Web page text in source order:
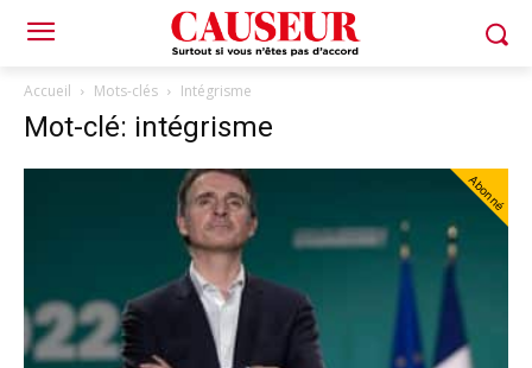
Accueil Mots-clés Intégrisme
Mot-clé: intégrisme
Abonné